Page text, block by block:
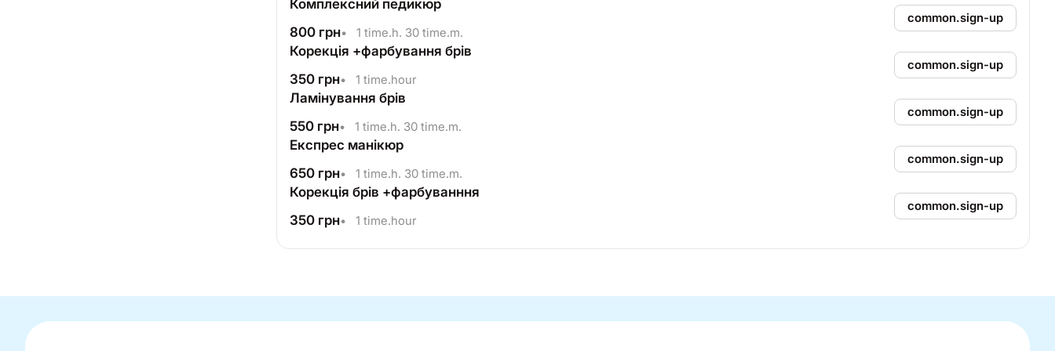
Комплексний педикюр
800 грн• 1 time.h. 30 time.m.
common.sign-up
Корекція +фарбування брів
350 грн• 1 time.hour
common.sign-up
Ламінування брів
550 грн• 1 time.h. 30 time.m.
common.sign-up
Експрес манікюр
650 грн• 1 time.h. 30 time.m.
common.sign-up
Корекція брів +фарбуванння
350 грн• 1 time.hour
common.sign-up